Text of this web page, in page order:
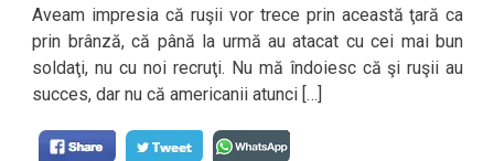
Aveam impresia că ruşii vor trece prin această ţară ca
prin brânză, că până la urmă au atacat cu cei mai bun
soldaţi, nu cu noi recruţi. Nu mă îndoiesc că şi ruşii au
succes, dar nu că americanii atunci […]